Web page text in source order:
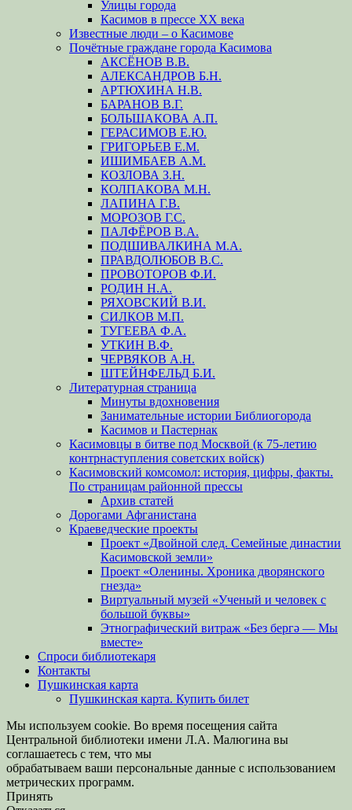
Улицы города
Касимов в прессе XX века
Известные люди – о Касимове
Почётные граждане города Касимова
АКСЁНОВ В.В.
АЛЕКСАНДРОВ Б.Н.
АРТЮХИНА Н.В.
БАРАНОВ В.Г.
БОЛЬШАКОВА А.П.
ГЕРАСИМОВ Е.Ю.
ГРИГОРЬЕВ Е.М.
ИШИМБАЕВ А.М.
КОЗЛОВА З.Н.
КОЛПАКОВА М.Н.
ЛАПИНА Г.В.
МОРОЗОВ Г.С.
ПАЛФЁРОВ В.А.
ПОДШИВАЛКИНА М.А.
ПРАВДОЛЮБОВ В.С.
ПРОВОТОРОВ Ф.И.
РОДИН Н.А.
РЯХОВСКИЙ В.И.
СИЛКОВ М.П.
ТУГЕЕВА Ф.А.
УТКИН В.Ф.
ЧЕРВЯКОВ А.Н.
ШТЕЙНФЕЛЬД Б.И.
Литературная страница
Минуты вдохновения
Занимательные истории Библиогорода
Касимов и Пастернак
Касимовцы в битве под Москвой (к 75-летию
контрнаступления советских войск)
Касимовский комсомол: история, цифры, факты.
По страницам районной прессы
Архив статей
Дорогами Афганистана
Краеведческие проекты
Проект «Двойной след. Семейные династии
Касимовской земли»
Проект «Оленины. Хроника дворянского
гнезда»
Виртуальный музей «Ученый и человек с
большой буквы»
Этнографический витраж «Без бергə — Мы
вместе»
Спроси библиотекаря
Контакты
Пушкинская карта
Пушкинская карта. Купить билет
Мы используем cookie. Во время посещения сайта
Центральной библиотеки имени Л.А. Малюгина вы
соглашаетесь с тем, что мы
обрабатываем ваши персональные данные с использованием
метрических программ.
Принять